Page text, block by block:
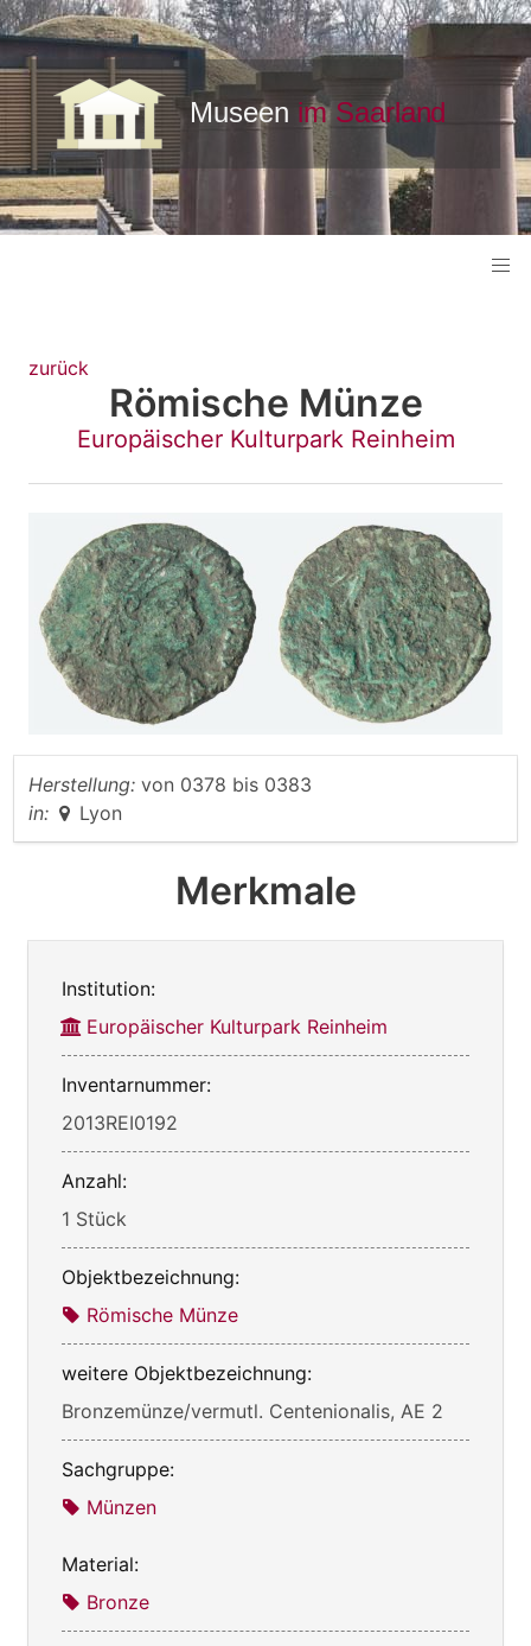
zurück
Römische Münze
Europäischer Kulturpark Reinheim
Herstellung: von 0378 bis 0383
in:
Lyon
Merkmale
Institution:
Europäischer Kulturpark Reinheim
Inventarnummer:
2013REI0192
Anzahl:
1 Stück
Objektbezeichnung:
Römische Münze
weitere Objektbezeichnung:
Bronzemünze/vermutl. Centenionalis, AE 2
Sachgruppe:
Münzen
Material:
Bronze